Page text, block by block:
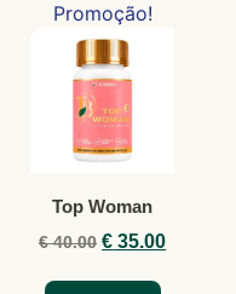
Promoção!
Top Woman
€40.00 € 35.00